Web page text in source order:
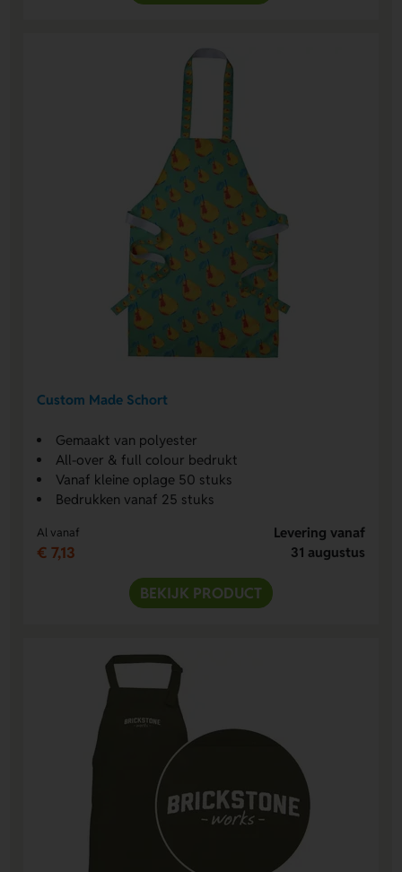
Custom Made Schort
Gemaakt van polyester
All-over & full colour bedrukt
Vanaf kleine oplage 50 stuks
Bedrukken vanaf 25 stuks
Al vanaf
€ 7,13
Levering vanaf
31 augustus
BEKIJK PRODUCT